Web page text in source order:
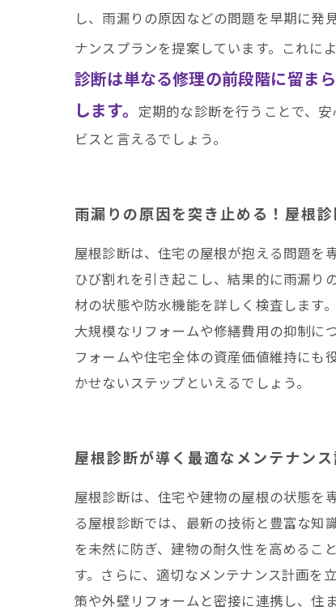
し、雨漏りの原因などの問題を早期に
ナンスプランを提案しています。これに
診断は単なる修理の前段階に留ま
します。 定期的な診断を行うことで、
ビスと言えるでしょう。
雨漏りの原因を突き止める！屋根
屋根診断は、住宅の屋根が抱える問題を
ひび割れを引き起こし、結果的に雨漏り
材の状態や防水機能を詳しく検査します
大規模なリフォームや修繕費用の抑制に
フォームや住宅全体の資産価値維持にも
かせないステップといえるでしょう。
屋根診断が導く最適なメンテナン
屋根診断は、住宅や建物の屋根の状態を
る屋根診断では、最新の技術と豊富な知
を未然に防ぎ、建物の耐久性を高めるこ
す。さらに、適切なメンテナンス計画を
策や外壁リフォームと密接に連携し、住